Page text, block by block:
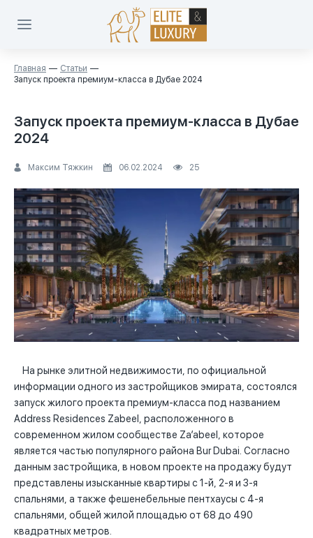
Главная
Статьи
Запуск проекта премиум-класса в Дубае 2024
Запуск проекта премиум-класса в Дубае
2024
Максим Тяжкин 06.02.2024 25
На рынке элитной недвижимости, по официальной
информации одного из застройщиков эмирата, состоялся
запуск жилого проекта премиум-класса под названием
Address Residences Zabeel, расположенного в
современном жилом сообществе Za’abeel, которое
является частью популярного района Bur Dubai. Согласно
данным застройщика, в новом проекте на продажу будут
представлены изысканные квартиры с 1-й, 2-я и 3-я
спальнями, а также фешенебельные пентхаусы с 4-я
спальнями, общей жилой площадью от 68 до 490
квадратных метров.